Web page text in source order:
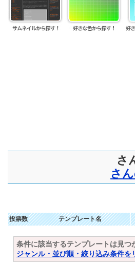
さ
さ
投票数 テンプレート名
条件に該当するテンプレートは見つ
ジャンル・並び順・絞り込み条件を